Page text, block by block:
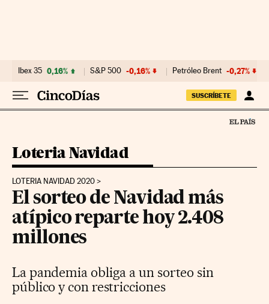
Ibex 35 0,16% S&P 500 -0,16% Petróleo Brent -0,27%
SUSCRÍBETE
Loteria Navidad
LOTERIA NAVIDAD 2020
El sorteo de Navidad más
atípico reparte hoy 2.408
millones
La pandemia obliga a un sorteo sin
público y con restricciones